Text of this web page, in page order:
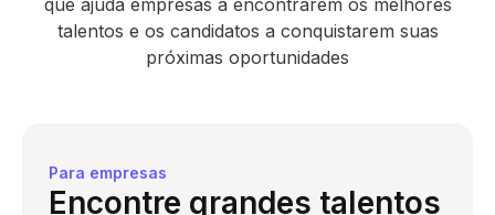
que ajuda empresas a encontrarem os melhores
talentos e os candidatos a conquistarem suas
próximas oportunidades
Para empresas
Encontre grandes talentos